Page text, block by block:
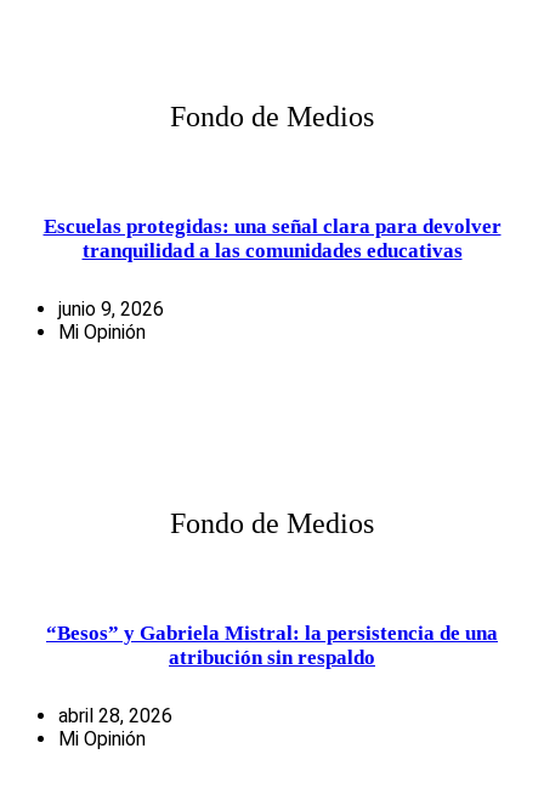
Fondo de Medios
Escuelas protegidas: una señal clara para devolver
tranquilidad a las comunidades educativas
junio 9, 2026
Mi Opinión
Fondo de Medios
“Besos” y Gabriela Mistral: la persistencia de una
atribución sin respaldo
abril 28, 2026
Mi Opinión